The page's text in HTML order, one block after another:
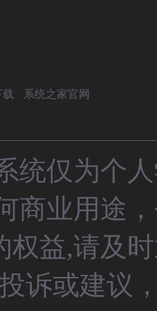
载 系统之家官网
统仅为个
商业用途
权益,请及
诉或建议